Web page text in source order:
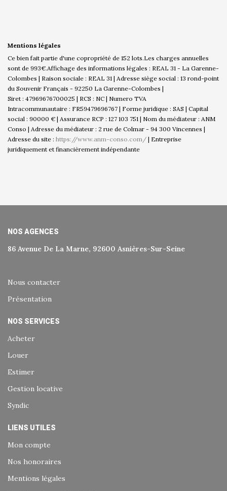
Mentions légales
Ce bien fait partie d'une copropriété de 152 lots.Les charges annuelles
sont de 993€.Affichage des informations légales : REAL 31 - La Garenne-
Colombes | Raison sociale : REAL 31 | Adresse siège social : 13 rond-point
du Souvenir Français - 92250 La Garenne-Colombes |
Siret : 47969676700025 | RCS : NC | Numero TVA
Intracommunautaire : FR59479696767 | Forme juridique : SAS | Capital
social : 90000 € | Assurance RCP : 127 103 751 | Nom du médiateur : ANM
Conso | Adresse du médiateur : 2 rue de Colmar - 94 300 Vincennes |
Adresse du site : https://www.anm-conso.com/ | Entreprise
juridiquement et financièrement indépendante
NOS AGENCES
86 Avenue De La Marne, 92600 Asnières-Sur-Seine
Nous contacter
Présentation
NOS SERVICES
Acheter
Louer
Estimer
Gestion locative
Syndic
LIENS UTILES
Mon compte
Nos honoraires
Mentions légales